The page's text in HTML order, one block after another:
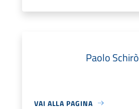
Paolo Schirò
VAI ALLA PAGINA